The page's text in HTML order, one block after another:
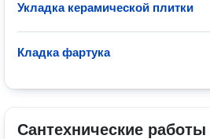
Укладка керамической плитки
Кладка фартука
Сантехнические